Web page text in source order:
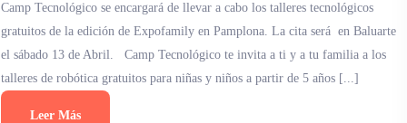
Camp Tecnológico se encargará de llevar a cabo los talleres tecnológicos
gratuitos de la edición de Expofamily en Pamplona. La cita será en Baluarte
el sábado 13 de Abril. Camp Tecnológico te invita a ti y a tu familia a los
talleres de robótica gratuitos para niñas y niños a partir de 5 años [...]
Leer Más